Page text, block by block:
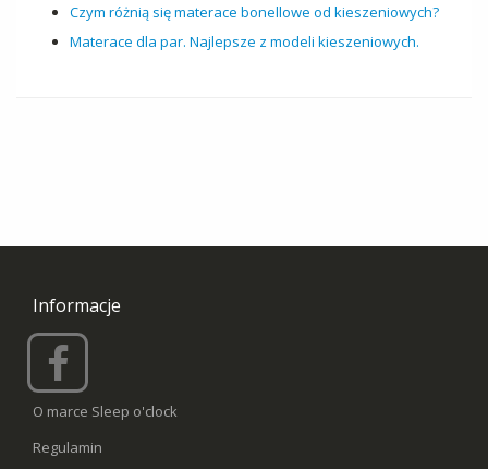
Czym różnią się materace bonellowe od kieszeniowych?
Materace dla par. Najlepsze z modeli kieszeniowych.
Informacje
O marce Sleep o'clock
Regulamin